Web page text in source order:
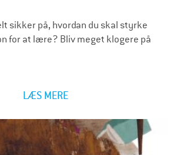
sikker på, hvordan du skal styrke
for at lære? Bliv meget klogere på
LÆS MERE